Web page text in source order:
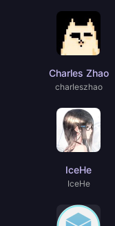
Charles Zhao
charIeszhao
IceHe
IceHe